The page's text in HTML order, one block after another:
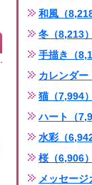
和風（8,218
冬（8,213）
手描き（
カレンダー
猫（7,994）
ハート（
水彩（6,942
桜（6,906）
メッセージ